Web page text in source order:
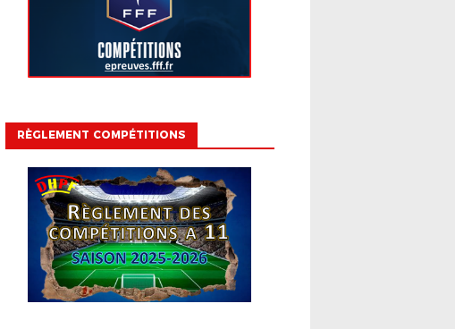
RÈGLEMENT COMPÉTITIONS